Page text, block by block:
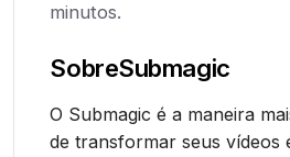
minutos.
SobreSubmagic
O Submagic é a maneira
de transformar seus vídeos